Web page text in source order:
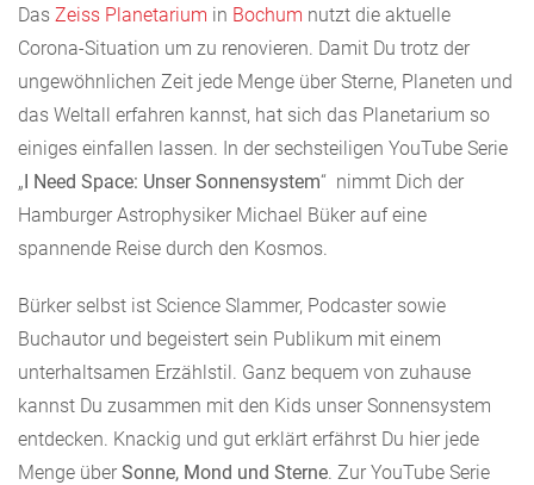
Das Zeiss Planetarium in Bochum nutzt die aktuelle
Corona-Situation um zu renovieren. Damit Du trotz der
ungewöhnlichen Zeit jede Menge über Sterne, Planeten und
das Weltall erfahren kannst, hat sich das Planetarium so
einiges einfallen lassen. In der sechsteiligen YouTube Serie
„I Need Space: Unser Sonnensystem“ nimmt Dich der
Hamburger Astrophysiker Michael Büker auf eine
spannende Reise durch den Kosmos.
Bürker selbst ist Science Slammer, Podcaster sowie
Buchautor und begeistert sein Publikum mit einem
unterhaltsamen Erzählstil. Ganz bequem von zuhause
kannst Du zusammen mit den Kids unser Sonnensystem
entdecken. Knackig und gut erklärt erfährst Du hier jede
Menge über Sonne, Mond und Sterne . Zur YouTube Serie